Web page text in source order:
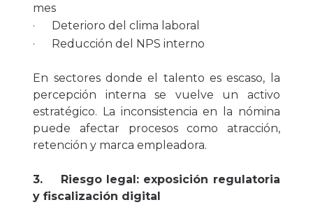
mes
· Deterioro del clima laboral
· Reducción del NPS interno
En sectores donde el talento es escaso, la
percepción interna se vuelve un activo
estratégico. La inconsistencia en la nómina
puede afectar procesos como atracción,
retención y marca empleadora.
3. Riesgo legal: exposición regulatoria
y fiscalización digital